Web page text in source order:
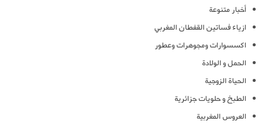
أخبار متنوعة
ازياء فساتين القفطان المغربي
اكسسوارات ومجوهرات وعطور
الحمل و الولادة
الحياة الزوجية
الطبخ و حلويات جزائرية
العروس المغربية